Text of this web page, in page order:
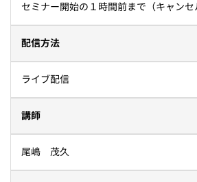
セミナー開始の１時間前まで（キャンセ
配信方法
ライブ配信
講師
尾嶋 茂久